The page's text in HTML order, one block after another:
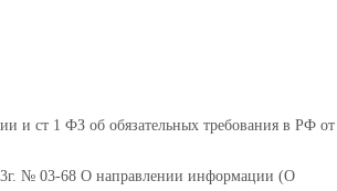
и ст 1 ФЗ об обязательных требования в РФ от
№ 03-68 О направлении информации (О